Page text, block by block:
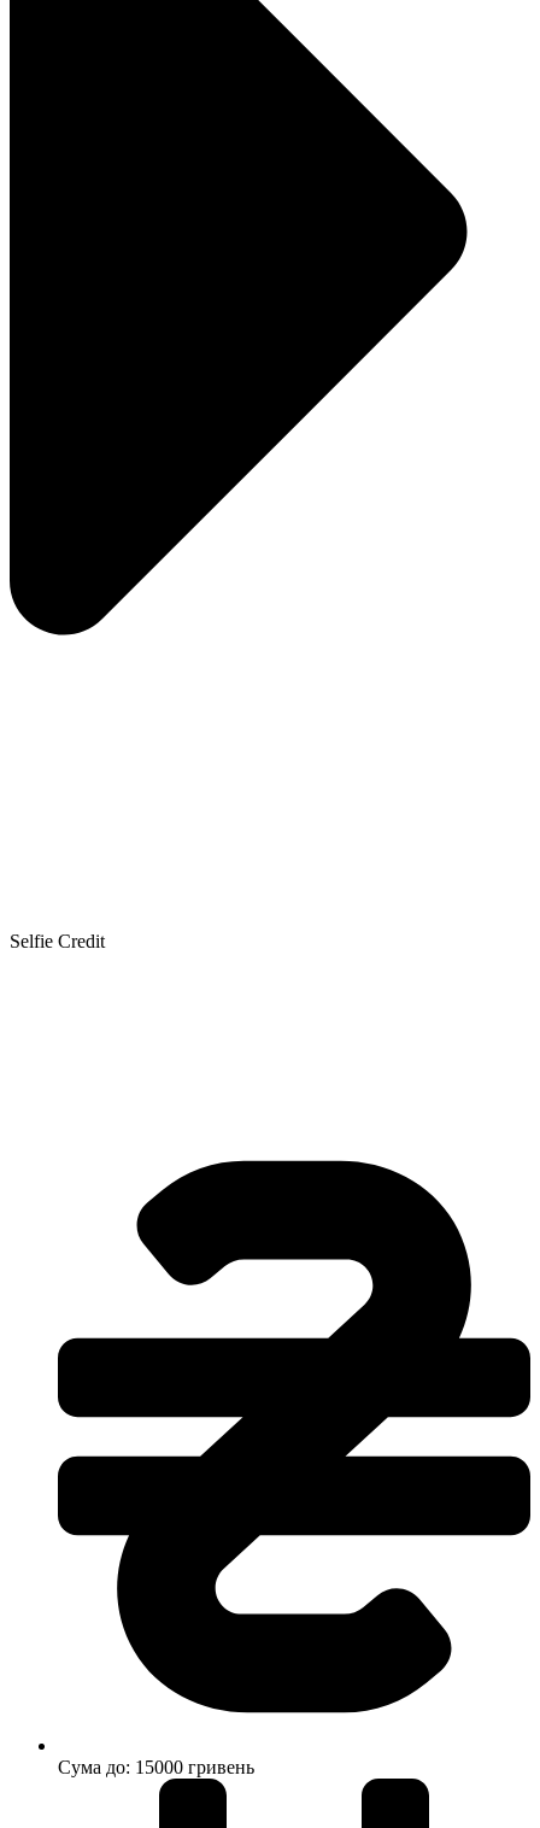
Selfie Credit
Cума до: 15000 гривень